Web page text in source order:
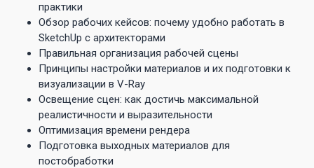
практики
Обзор рабочих кейсов: почему удобно работать в
SketchUp с архитекторами
Правильная организация рабочей сцены
Принципы настройки материалов и их подготовки к
визуализации в V-Ray
Освещение сцен: как достичь максимальной
реалистичности и выразительности
Оптимизация времени рендера
Подготовка выходных материалов для
постобработки